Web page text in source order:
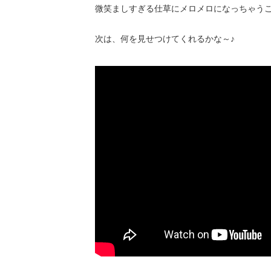
微笑ましすぎる仕草にメロメロになっちゃう
次は、何を見せつけてくれるかな～♪